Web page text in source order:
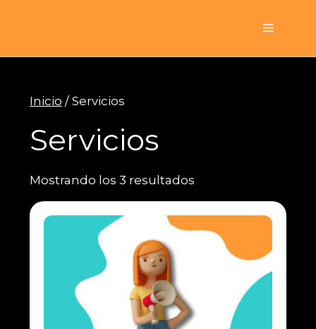
Menú
Inicio / Servicios
Servicios
Mostrando los 3 resultados